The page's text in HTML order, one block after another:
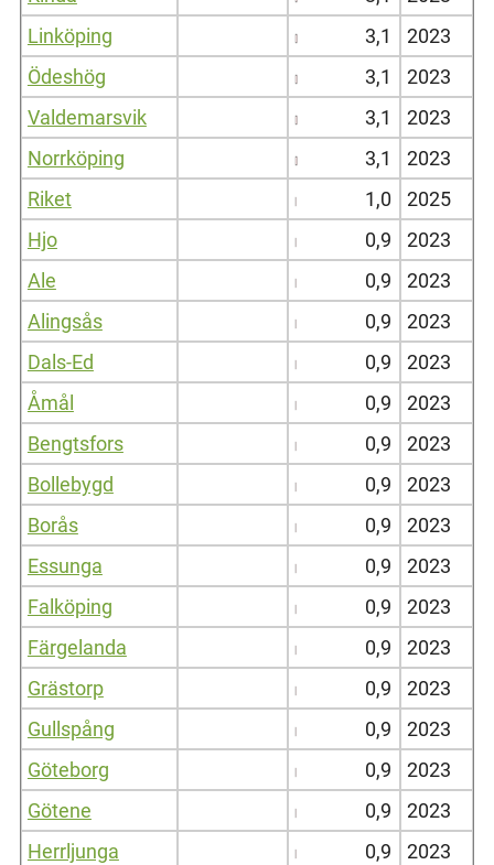
Linköping
3,1
2023
Ödeshög
3,1
2023
Valdemarsvik
3,1
2023
Norrköping
3,1
2023
Riket
1,0
2025
Hjo
0,9
2023
Ale
0,9
2023
Alingsås
0,9
2023
Dals-Ed
0,9
2023
Åmål
0,9
2023
Bengtsfors
0,9
2023
Bollebygd
0,9
2023
Borås
0,9
2023
Essunga
0,9
2023
Falköping
0,9
2023
Färgelanda
0,9
2023
Grästorp
0,9
2023
Gullspång
0,9
2023
Göteborg
0,9
2023
Götene
0,9
2023
Herrljunga
0,9
2023